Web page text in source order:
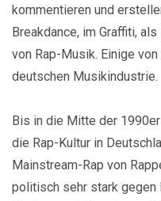
kommentieren und
Breakdance, im Graffiti,
von Rap-Musik. Einige
deutschen Musikindustrie.
Bis in die Mitte der
die Rap-Kultur in
Mainstream-Rap von
politisch sehr stark gegen